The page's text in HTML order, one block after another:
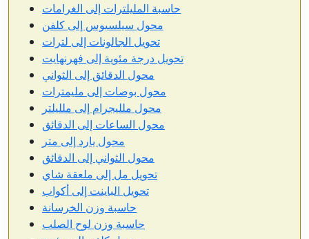
حاسبة المليلترات إلى الغرامات
محول سيلسيوس إلى كلفن
تحويل الجالونات إلى لترات
تحويل درجة مئوية إلى فهرنهايت
محول الدقائق إلى الثواني
محول بوصات إلى مليمترات
محول ملليجرام إلى ملليلتر
محول الساعات إلى الدقائق
محول يارد إلى متر
محول الثواني إلى الدقائق
تحويل مل إلى ملعقة شاي
تحويل الباينت إلى أكواب
حاسبة وزن الخرسانة
حاسبة وزن لوح الصلب